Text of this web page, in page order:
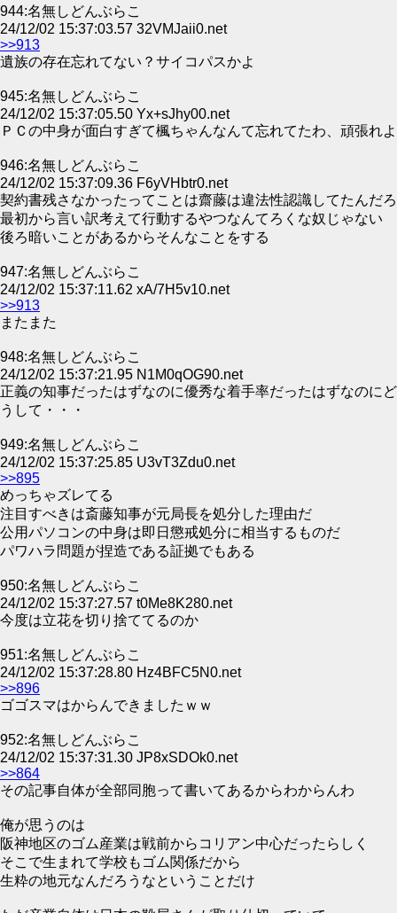
944:名無しどんぶらこ
24/12/02 15:37:03.57 32VMJaii0.net
>>913
遺族の存在忘れてない？サイコパスかよ
945:名無しどんぶらこ
24/12/02 15:37:05.50 Yx+sJhy00.net
ＰＣの中身が面白すぎて楓ちゃんなんて忘れてたわ、頑張れよ
946:名無しどんぶらこ
24/12/02 15:37:09.36 F6yVHbtr0.net
契約書残さなかったってことは齋藤は違法性認識してたんだろ
最初から言い訳考えて行動するやつなんてろくな奴じゃない
後ろ暗いことがあるからそんなことをする
947:名無しどんぶらこ
24/12/02 15:37:11.62 xA/7H5v10.net
>>913
またまた
948:名無しどんぶらこ
24/12/02 15:37:21.95 N1M0qOG90.net
正義の知事だったはずなのに優秀な着手率だったはずなのにど
うして・・・
949:名無しどんぶらこ
24/12/02 15:37:25.85 U3vT3Zdu0.net
>>895
めっちゃズレてる
注目すべきは斎藤知事が元局長を処分した理由だ
公用パソコンの中身は即日懲戒処分に相当するものだ
パワハラ問題が捏造である証拠でもある
950:名無しどんぶらこ
24/12/02 15:37:27.57 t0Me8K280.net
今度は立花を切り捨ててるのか
951:名無しどんぶらこ
24/12/02 15:37:28.80 Hz4BFC5N0.net
>>896
ゴゴスマはからんできましたｗｗ
952:名無しどんぶらこ
24/12/02 15:37:31.30 JP8xSDOk0.net
>>864
その記事自体が全部同胞って書いてあるからわからんわ
俺が思うのは
阪神地区のゴム産業は戦前からコリアン中心だったらしく
そこで生まれて学校もゴム関係だから
生粋の地元なんだろうなということだけ